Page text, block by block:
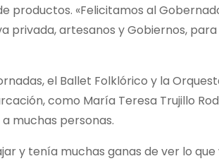
productos. «Felicitamos al
privada, artesanos y Gobiernos,
el Ballet Folklórico y la
como María Teresa Trujillo
muchas personas.
y tenía muchas ganas de ver lo